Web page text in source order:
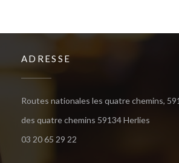
ADRESSE
Routes nationales les quatre chemins,
des quatre chemins 59134 Herlies
03 20 65 29 22